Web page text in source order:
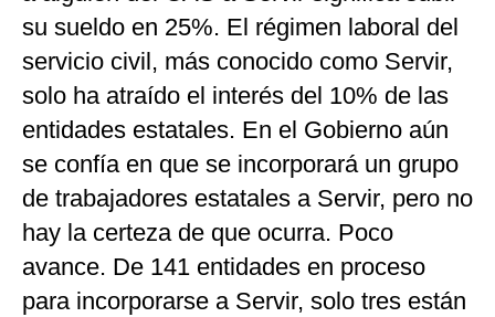
su sueldo en 25%. El régimen laboral del
servicio civil, más conocido como Servir,
solo ha atraído el interés del 10% de las
entidades estatales. En el Gobierno aún
se confía en que se incorporará un grupo
de trabajadores estatales a Servir, pero no
hay la certeza de que ocurra. Poco
avance. De 141 entidades en proceso
para incorporarse a Servir, solo tres están